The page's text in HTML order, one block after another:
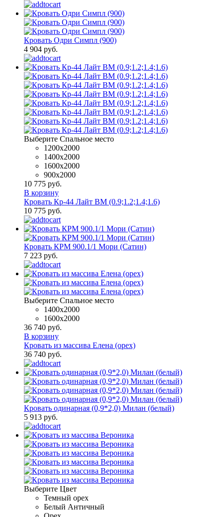
Кровать Одри Симпл (900)
4 904 руб.
Выберите Спальное место
1200x2000
1400x2000
1600х2000
900x2000
10 775 руб.
В корзину
Кровать Кр-44 Лайт ВМ (0.9;1.2;1.4;1.6)
10 775 руб.
Кровать КРМ 900.1/1 Мори (Сатин)
7 223 руб.
Выберите Спальное место
1400x2000
1600х2000
36 740 руб.
В корзину
Кровать из массива Елена (орех)
36 740 руб.
Кровать одинарная (0,9*2,0) Милан (белый)
5 913 руб.
Выберите Цвет
Темный орех
Белый Античный